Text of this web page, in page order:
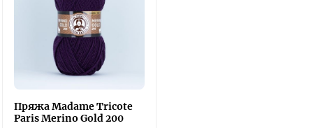
Пряжа Madame Tricote
Paris Merino Gold 200